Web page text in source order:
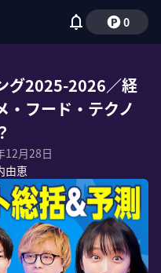
0
グ2025-2026／経
・フード・テクノ
12月28日
由恵